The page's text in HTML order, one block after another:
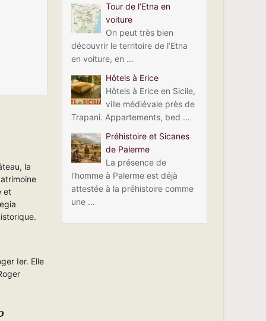
la
et
Ier. Elle
Tour de l’Etna en
voiture
On peut très bien
découvrir le territoire de l’Etna
en voiture, en …
Hôtels à Erice
Hôtels à Erice en Sicile,
ville médiévale près de
Trapani. Appartements, bed …
Préhistoire et Sicanes
de Palerme
La présence de
l'homme à Palerme est déjà
attestée à la préhistoire comme
une …